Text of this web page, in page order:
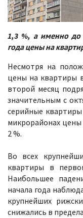
1,3 %, а именно до
года цены на
Несмотря на
цены на квартиры
второй месяц
значительным с
серийные
микрорайонах цены
2 %.
Во всех
квартиры в
Наибольшее
начала года
крупнейших
снижались в